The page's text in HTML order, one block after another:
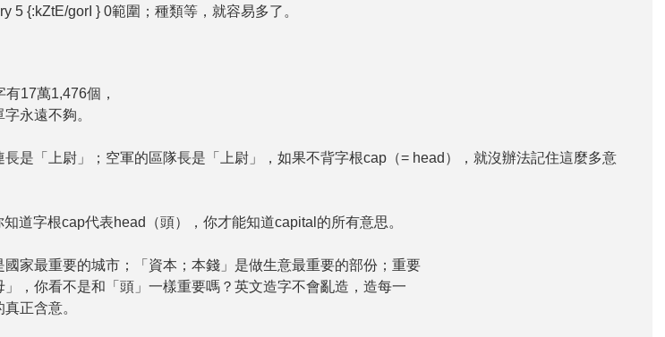
5 {:kZtE/gorI } 0範圍；種類等，就容易多了。
17萬1,476個，
永遠不夠。
是「上尉」；空軍的區隊長是「上尉」，如果不背字根cap（= head），就沒辦法記住這麼多意
道字根cap代表head（頭），你才能知道capital的所有意思。
國家最重要的城市；「資本；本錢」是做生意最重要的部份；重要
，你看不是和「頭」一樣重要嗎？英文造字不會亂造，造每一
正含意。